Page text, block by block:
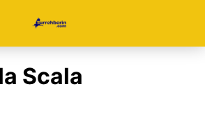
Scala